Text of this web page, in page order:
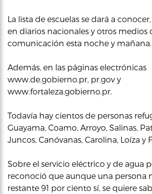
La lista de escuelas se dará a
en diarios nacionales y otros medios
comunicación esta noche y mañana.
Además, en las páginas electrónicas
www.de.gobierno.pr, pr.gov y
www.fortaleza.gobierno.pr.
Todavía hay cientos de personas
Guayama, Coamo, Arroyo, Salinas,
Juncos, Canóvanas, Carolina, Loíza y
Sobre el servicio eléctrico y de agua
reconoció que aunque una persona
restante 91 por ciento sí, se quiere